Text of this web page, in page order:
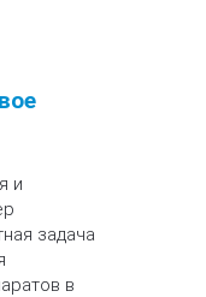
и
задача
в